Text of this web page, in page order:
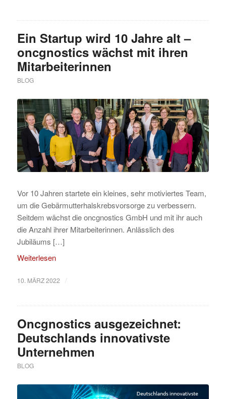
Ein Startup wird 10 Jahre alt –
oncgnostics wächst mit ihren
Mitarbeiterinnen
BLOG
Vor 10 Jahren startete ein kleines, sehr motiviertes Team,
um die Gebärmutterhalskrebsvorsorge zu verbessern.
Seitdem wächst die oncgnostics GmbH und mit ihr auch
die Anzahl ihrer Mitarbeiterinnen. Anlässlich des
Jubiläums […]
Weiterlesen
10. MÄRZ 2022 /
Oncgnostics ausgezeichnet:
Deutschlands innovativste
Unternehmen
BLOG